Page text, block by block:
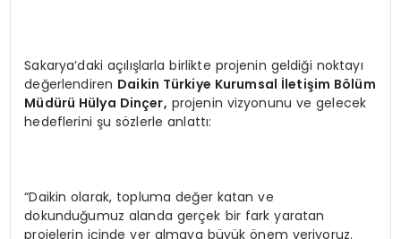
Sakarya’daki açılışlarla birlikte projenin geldiği noktayı
değerlendiren Daikin Türkiye Kurumsal İletişim Bölüm
Müdürü Hülya Dinçer, projenin vizyonunu ve gelecek
hedeflerini şu sözlerle anlattı:
“Daikin olarak, topluma değer katan ve
dokunduğumuz alanda gerçek bir fark yaratan
projelerin içinde yer almaya büyük önem veriyoruz.